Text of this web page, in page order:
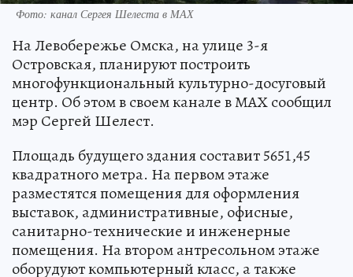
Фото: канал Сергея Шелеста в МАХ
На Левобережье Омска, на улице 3-я
Островская, планируют построить
многофункциональный культурно-досуговый
центр. Об этом в своем канале в МАХ сообщил
мэр Сергей Шелест.
Площадь будущего здания составит 5651,45
квадратного метра. На первом этаже
разместятся помещения для оформления
выставок, административные, офисные,
санитарно-технические и инженерные
помещения. На втором антресольном этаже
оборудуют компьютерный класс, а также